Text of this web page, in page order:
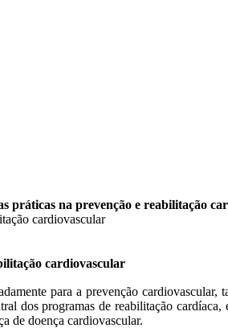
práticas na prevenção e reabilitação
cardiovascular
para a prevenção
dos programas de reabilitação
de doença cardiovascular.